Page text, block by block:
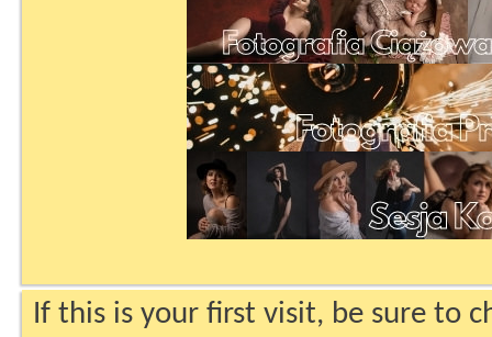
If this is your first visit, be sure to